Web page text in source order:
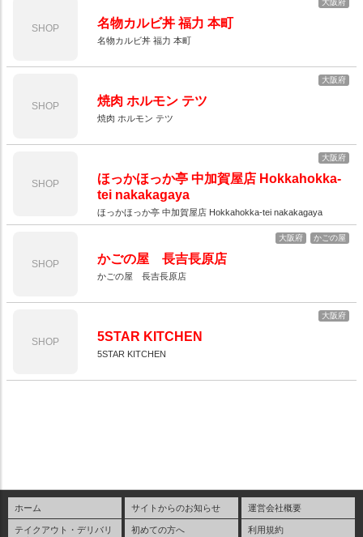
SHOP
大阪府
名物カルビ丼 福力 本町
名物カルビ丼 福力 本町
SHOP
大阪府
焼肉 ホルモン テツ
焼肉 ホルモン テツ
SHOP
大阪府
ほっかほっか亭 中加賀屋店 Hokkahokka-
tei nakakagaya
ほっかほっか亭 中加賀屋店 Hokkahokka-tei nakakagaya
SHOP
大阪府 かごの屋
かごの屋 長吉長原店
かごの屋 長吉長原店
SHOP
大阪府
5STAR KITCHEN
5STAR KITCHEN
ホーム
テイクアウト・デリバリ
サイトからのお知らせ
初めての方へ
運営会社概要
利用規約